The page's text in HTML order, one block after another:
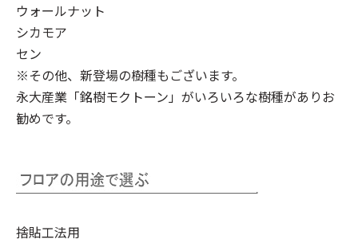
ウォールナット
シカモア
セン
※その他、新登場の樹種もございます。
永大産業「銘樹モクトーン」 がいろいろな樹種がありお
勧めです。
捨貼工法用